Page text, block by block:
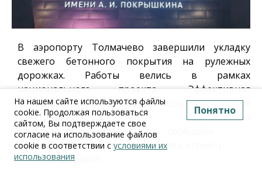
В аэропорту Толмачево завершили укладку
свежего бетонного покрытия на рулежных
дорожках. Работы велись в рамках
национального проекта «Эффективная
транспортная система». Подведомственная
Минтрансу организация
«Ространсмодернизация» сообщила о
завершении этого важного этапа строительно-
монтажных работ.
На нашем сайте используются файлы
cookie. Продолжая пользоваться
сайтом, Вы подтверждаете свое
согласие на использование файлов
cookie в соответствии с условиями их
использования
Понятно